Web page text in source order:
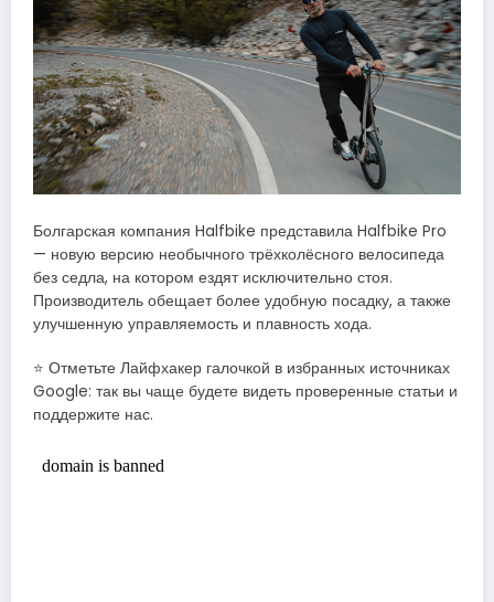
Болгарская компания Halfbike представила Halfbike Pro
— новую версию необычного трёхколёсного велосипеда
без седла, на котором ездят исключительно стоя.
Производитель обещает более удобную посадку, а также
улучшенную управляемость и плавность хода.
⭐ Отметьте Лайфхакер галочкой в избранных источниках
Google: так вы чаще будете видеть проверенные статьи и
поддержите нас.